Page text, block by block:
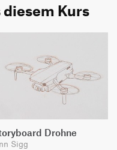
Kurs
Drohne
Sigg